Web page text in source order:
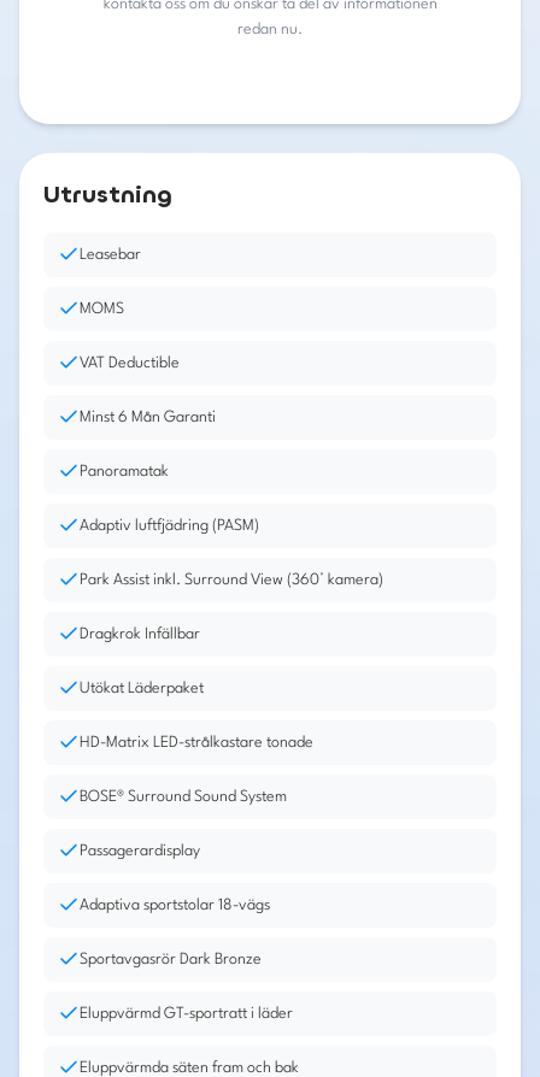
kontakta oss om du önskar ta del av informationen
redan nu.
Utrustning
Leasebar
MOMS
VAT Deductible
Minst 6 Mån Garanti
Panoramatak
Adaptiv luftfjädring (PASM)
Park Assist inkl. Surround View (360° kamera)
Dragkrok Infällbar
Utökat Läderpaket
HD-Matrix LED-strålkastare tonade
BOSE® Surround Sound System
Passagerardisplay
Adaptiva sportstolar 18-vägs
Sportavgasrör Dark Bronze
Eluppvärmd GT-sportratt i läder
Eluppvärmda säten fram och bak